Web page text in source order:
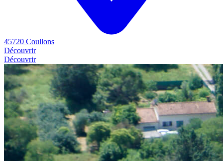
45720 Coullons
Découvrir
Découvrir